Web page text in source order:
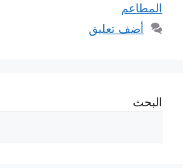
المطاعم
أضف تعليق
البحث